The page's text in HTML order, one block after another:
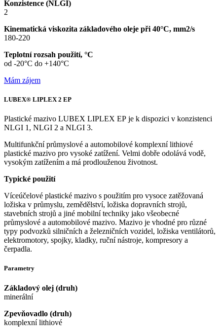
Konzistence (NLGI)
2
Kinematická viskozita základového oleje při 40°C, mm2/s
180-220
Teplotní rozsah použití, °C
od -20°C do +140°C
Mám zájem
LUBEX® LIPLEX 2 EP
Plastické mazivo LUBEX LIPLEX EP je k dispozici v konzistenci
NLGI 1, NLGI 2 a NLGI 3.
Multifunkční průmyslové a automobilové komplexní lithiové
plastické mazivo pro vysoké zatížení. Velmi dobře odolává vodě,
vysokým zatížením a má prodlouženou životnost.
Typické použití
Víceúčelové plastické mazivo s použitím pro vysoce zatěžovaná
ložiska v průmyslu, zemědělství, ložiska dopravních strojů,
stavebních strojů a jiné mobilní techniky jako všeobecné
průmyslové a automobilové mazivo. Mazivo je vhodné pro různé
typy podvozků silničních a železničních vozidel, ložiska ventilátorů,
elektromotory, spojky, kladky, ruční nástroje, kompresory a
čerpadla.
Parametry
Základový olej (druh)
minerální
Zpevňovadlo (druh)
komplexní lithiové